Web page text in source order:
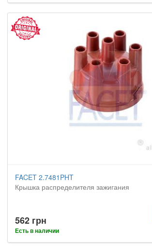
FACET 2.7481PHT
Крышка распределителя зажигания
562 грн
Есть в наличии